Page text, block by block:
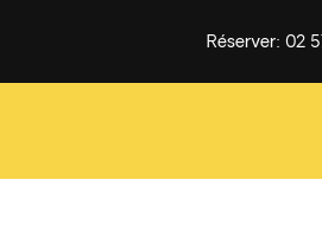
Réserver: 02